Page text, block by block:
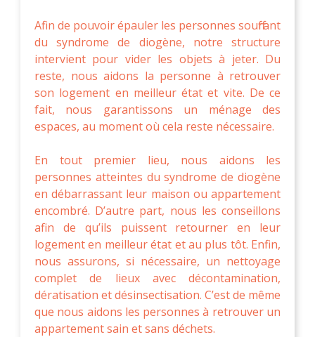
Afin de pouvoir épauler les personnes souffrant
du syndrome de diogène, notre structure
intervient pour vider les objets à jeter. Du
reste, nous aidons la personne à retrouver
son logement en meilleur état et vite. De ce
fait, nous garantissons un ménage des
espaces, au moment où cela reste nécessaire.
En tout premier lieu, nous aidons les
personnes atteintes du syndrome de diogène
en débarrassant leur maison ou appartement
encombré. D’autre part, nous les conseillons
afin de qu’ils puissent retourner en leur
logement en meilleur état et au plus tôt. Enfin,
nous assurons, si nécessaire, un nettoyage
complet de lieux avec décontamination,
dératisation et désinsectisation. C’est de même
que nous aidons les personnes à retrouver un
appartement sain et sans déchets.